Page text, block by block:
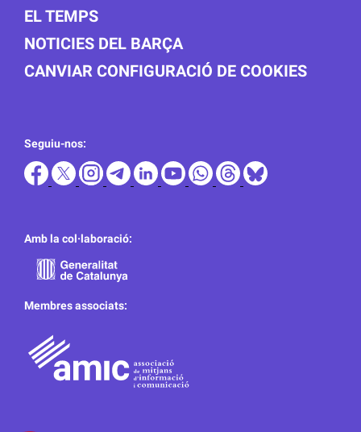
EL TEMPS
NOTICIES DEL BARÇA
CANVIAR CONFIGURACIÓ DE COOKIES
Seguiu-nos:
Amb la col·laboració:
Membres associats: